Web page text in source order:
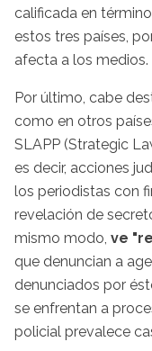
calificada en
estos tres países,
afecta a los medios.
Por último, cabe
como en otros
SLAPP (Strategic
es decir, acciones
los periodistas con
revelación de
mismo modo, ve
que denuncian a
denunciados por
se enfrentan a
policial prevalece